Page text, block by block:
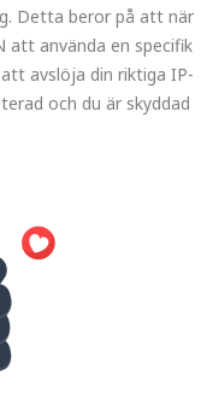
Detta beror på att när
att använda en specifik
avslöja din riktiga IP-
och du är skyddad